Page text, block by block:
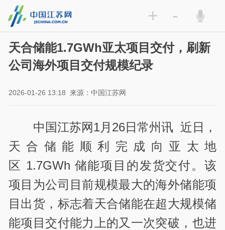
+ -
天合储能1.7GWh亚太项目交付，刷新
公司海外项目交付规模纪录
2026-01-26 13:18 来源：中国江苏网
中国江苏网1月26日常州讯 近日，
天合储能顺利完成向亚太地
区 1.7GWh 储能项目的发货交付。该
项目为公司目前规模最大的海外储能项
目出货，标志着天合储能在超大规模储
能项目交付能力上的又一次突破，也进